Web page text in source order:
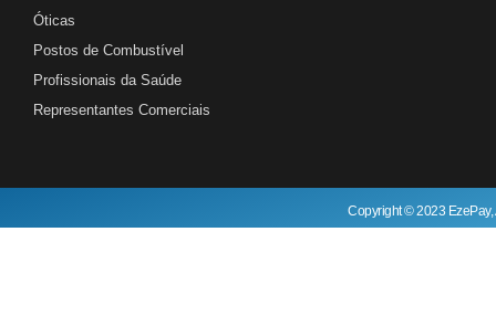
Óticas
Postos de Combustível
Profissionais da Saúde
Representantes Comerciais
Copyright © 2023